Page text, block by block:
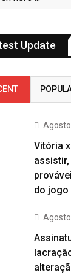
Update
Vitória
do jogo